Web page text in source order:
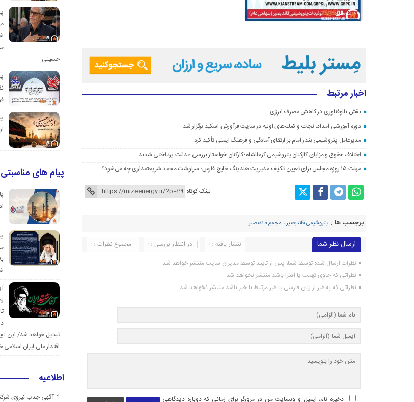
اخبار مرتبط
نقش نانوفناوری در کاهش مصرف انرژی
دوره آموزشی امداد، نجات و كمك‌های اولیه در سایت فرآورش اسكید برگزار شد
مدیرعامل پتروشیمی بندر امام بر ارتقای آمادگی و فرهنگ ایمنی تأکید کرد
اختلاف حقوق و مزایای کارکنان پتروشیمی کرمانشاه؛ کارکنان خواستار بررسی عدالت پرداختی شدند
مهلت ۱۵ روزه مجلس برای تعیین تکلیف مدیریت هلدینگ خلیج فارس؛ سرنوشت محمد شریعتمداری چه می‌شود؟
لینک کوتاه
برچسب ها : پتروشیمی قائدبصیر، مجمع قائدبصیر
ارسال نظر شما مجموع نظرات : 0 در انتظار بررسی : 0 انتشار یافته : 0
نظرات ارسال شده توسط شما، پس از تایید توسط مدیران سایت منتشر خواهد شد.
نظراتی که حاوی تهمت یا افترا باشد منتشر نخواهد شد.
نظراتی که به غیر از زبان فارسی یا غیر مرتبط با خبر باشد منتشر نخواهد شد.
ذخیره نام، ایمیل و وبسایت من در مرورگر برای زمانی که دوباره دیدگاهی
حسینی
پیام های
تبدیل خواهد شد/ این
اقتدار ملی ایران اسلامی
اطلاعیه
آگهی جذب نیروی